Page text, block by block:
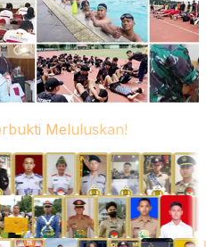
Meluluskan!